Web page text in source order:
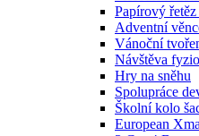
Papírový
Adventní
Vánoční
Návštěva
Hry na sněhu
Spolupráce
Školní kolo
European